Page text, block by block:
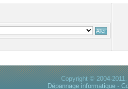
Copyright © 2004-
Dépannage informatique -